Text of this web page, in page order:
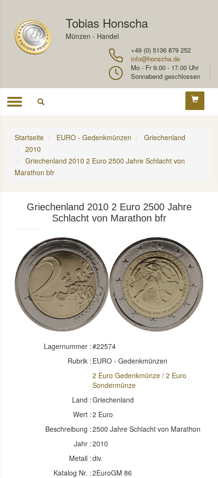
Tobias Honscha
Münzen - Handel
+49 (0) 5136 879 252
info@honscha.de
Mo - Fr 9.00 - 17.00 Uhr
Sonnabend geschlossen
Toggle
Startseite EURO - Gedenkmünzen
Griechenland
2010
Griechenland 2010 2 Euro 2500 Jahre Schlacht von
Marathon bfr
Griechenland 2010 2 Euro 2500 Jahre
Schlacht von Marathon bfr
Lagernummer :#22574
Rubrik : EURO - Gedenkmünzen
2 Euro Gedenkmünze / 2 Euro
Sondermünze
Land :Griechenland
Wert :2 Euro
Beschreibung :2500 Jahre Schlacht von Marathon
Jahr :2010
Metall :div.
Katalog Nr. :2EuroGM 86